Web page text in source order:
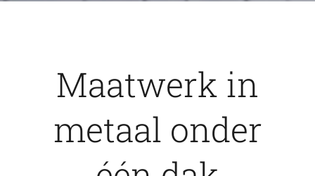
Maatwerk in
metaal onder